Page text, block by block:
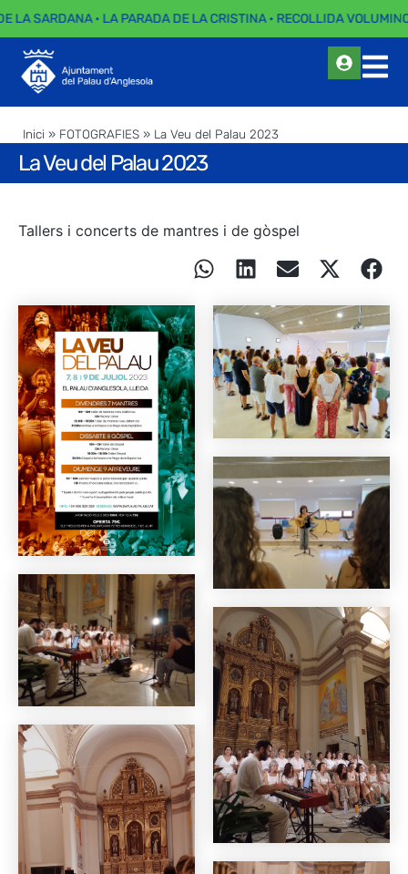
SARDANA · LA PARADA DE LA CRISTINA · RECOLLIDA
Inici » FOTOGRAFIES » La Veu del Palau 2023
La Veu del Palau 2023
Tallers i concerts de mantres i de gòspel